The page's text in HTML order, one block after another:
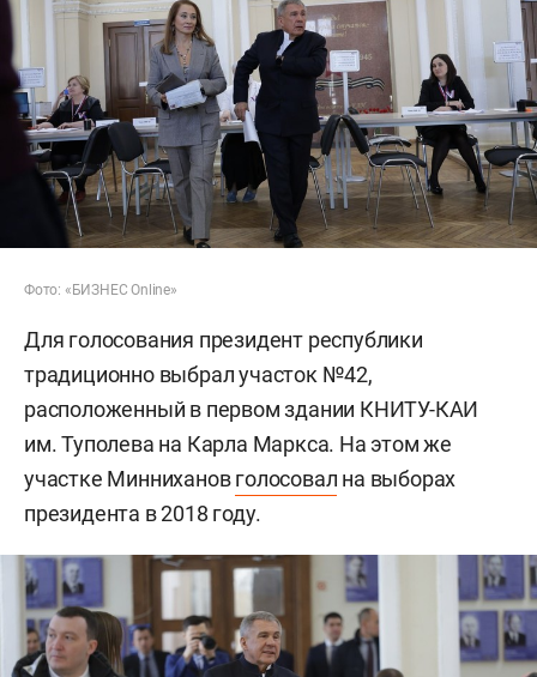
Фото: «БИЗНЕС Online»
Для голосования президент республики
традиционно выбрал участок №42,
расположенный в первом здании КНИТУ-КАИ
им. Туполева на Карла Маркса. На этом же
участке Миннихановголосовал на выборах
президента в 2018 году.